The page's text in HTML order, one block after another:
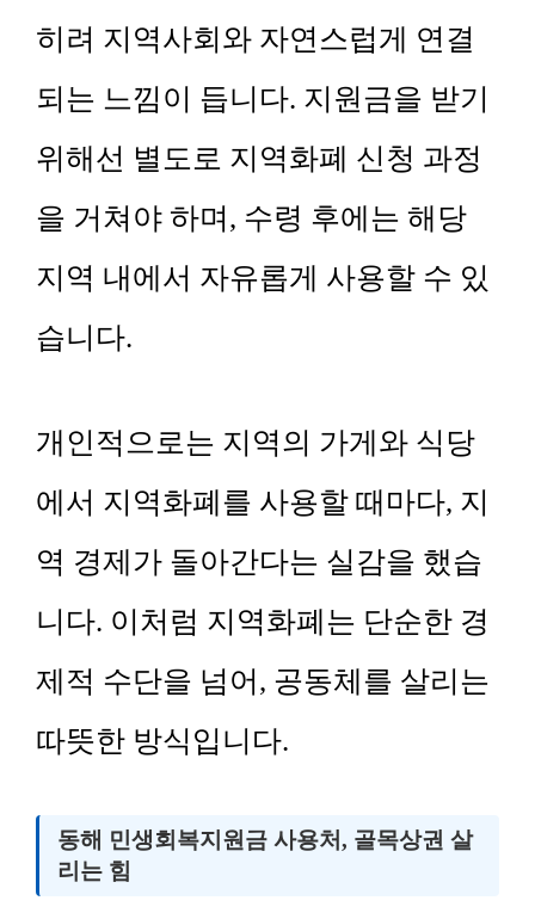
히려 지역사회와 자연스럽게 연결
되는 느낌이 듭니다. 지원금을 받기
위해선 별도로 지역화폐 신청 과정
을 거쳐야 하며, 수령 후에는 해당
지역 내에서 자유롭게 사용할 수 있
습니다.
개인적으로는 지역의 가게와 식당
에서 지역화폐를 사용할 때마다, 지
역 경제가 돌아간다는 실감을 했습
니다. 이처럼 지역화폐는 단순한 경
제적 수단을 넘어, 공동체를 살리는
따뜻한 방식입니다.
동해 민생회복지원금 사용처, 골목상권 살
리는 힘